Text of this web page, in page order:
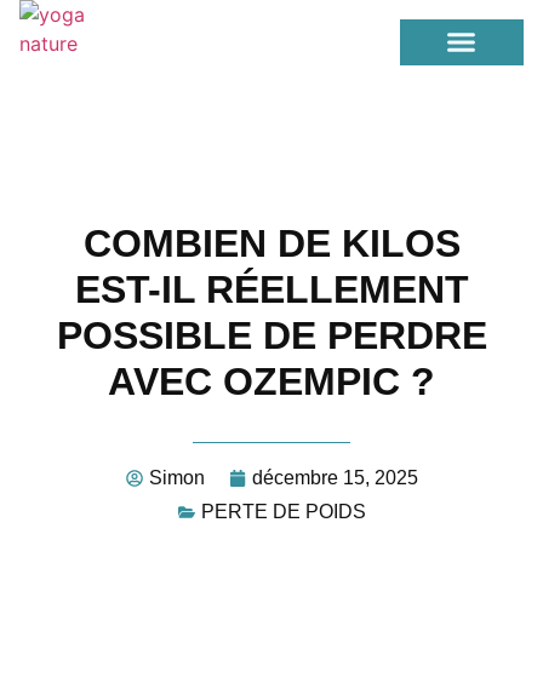
COMBIEN DE KILOS
EST-IL RÉELLEMENT
POSSIBLE DE PERDRE
AVEC OZEMPIC ?
Simon
décembre 15, 2025
PERTE DE POIDS